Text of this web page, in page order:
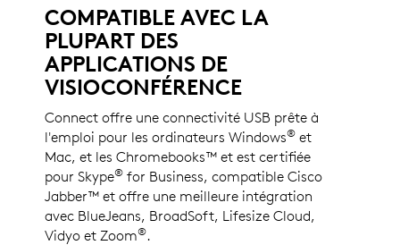
COMPATIBLE AVEC LA
PLUPART DES
APPLICATIONS DE
VISIOCONFÉRENCE
Connect offre une connectivité USB prête à
l'emploi pour les ordinateurs Windows® et
Mac, et les Chromebooks™ et est certifiée
pour Skype® for Business, compatible Cisco
Jabber™ et offre une meilleure intégration
avec BlueJeans, BroadSoft, Lifesize Cloud,
Vidyo et Zoom®.